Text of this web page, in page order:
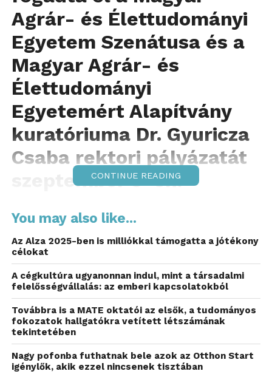
Agrár- és Élettudományi
Egyetem Szenátusa és a
Magyar Agrár- és
Élettudományi
Egyetemért Alapítvány
kuratóriuma Dr. Gyuricza
Csaba rektori pályázatát
szeptember 5-én.
az elmúlt 5 év eredményeit, valamint vázolta a
következő 5 éves ciklusra tervezett
célkitűzéseit.
Az egyetem 2021-es létrejöttétől napjainkig vezető
út kapcsán úgy fogalmazott, hogy a MATE első 5 éve
a globális élmezőnyhöz való csatlakozás
folyamatának elindításáról szólt. Az elmúlt időszak
eredményeit és a következő évek legfontosabb
feladatait részletezve négy pillért emelt ki: az első az
egyetemi működés modernizációja és megújítása
CONTINUE READING
You may also like...
Az Alza 2025-ben is milliókkal támogatta a jótékony
célokat
A cégkultúra ugyanonnan indul, mint a társadalmi
felelősségvállalás: az emberi kapcsolatokból
Továbbra is a MATE oktatói az elsők, a tudományos
fokozatok hallgatókra vetített létszámának
tekintetében
Nagy pofonba futhatnak bele azok az Otthon Start
igénylők, akik ezzel nincsenek tisztában